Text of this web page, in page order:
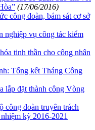
(17/06/2016)
công đoàn, bám sát cơ sở
vụ công tác kiểm
tinh thần cho công nhân
Tổng kết Tháng Công
lắp đặt thành công Vòng
công đoàn truyên trách
kỳ 2016-2021